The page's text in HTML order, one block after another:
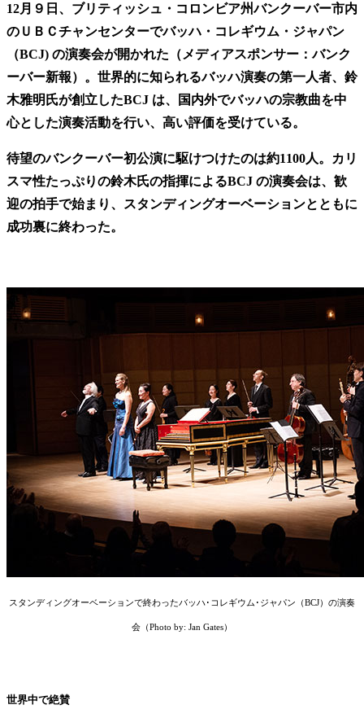
12月９日、ブリティッシュ・コロンビア州バンクーバー市内
のＵＢＣチャンセンターでバッハ・コレギウム・ジャパン
（BCJ) の演奏会が開かれた（メディアスポンサー：バンク
ーバー新報）。世界的に知られるバッハ演奏の第一人者、鈴
木雅明氏が創立したBCJ は、国内外でバッハの宗教曲を中
心とした演奏活動を行い、高い評価を受けている。
待望のバンクーバー初公演に駆けつけたのは約1100人。カリ
スマ性たっぷりの鈴木氏の指揮によるBCJ の演奏会は、歓
迎の拍手で始まり、スタンディングオーベーションとともに
成功裏に終わった。
スタンディングオーベーションで終わったバッハ･コレギウム･ジャパン（BCJ）の演奏
会（Photo by: Jan Gates）
世界中で絶賛